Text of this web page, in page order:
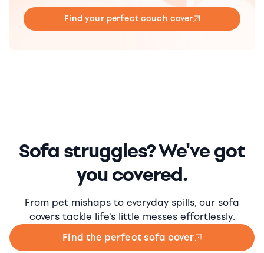
Find your perfect couch cover
Sofa struggles? We've got
you covered.
From pet mishaps to everyday spills, our sofa
covers tackle life's little messes effortlessly.
Find the perfect sofa cover